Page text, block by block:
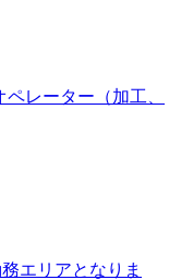
レーター（加工、
エリアとなりま